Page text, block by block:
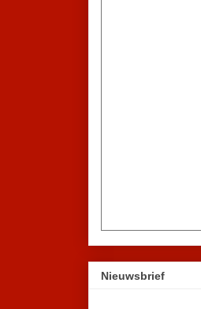
Nieuwsbrief